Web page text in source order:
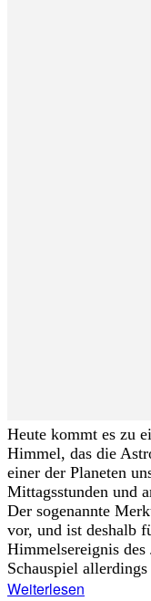
Heute kommt es zu
Himmel, das die
einer der Planeten
Mittagsstunden und
Der sogenannte
vor, und ist deshalb
Himmelsereignis des
Schauspiel
Weiterlesen